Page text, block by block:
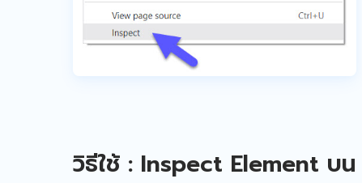
วิธีใช้ : Inspect Element บน